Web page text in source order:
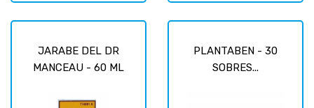
JARABE DEL DR
MANCEAU - 60 ML
PLANTABEN - 30
SOBRES...